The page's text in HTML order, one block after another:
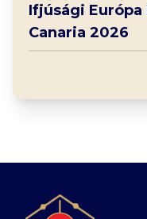
Ifjúsági Európa
Canaria 2026